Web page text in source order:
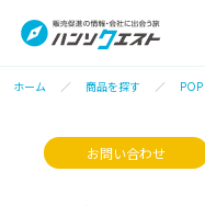
ホーム 商品を探す
お問い合わせ